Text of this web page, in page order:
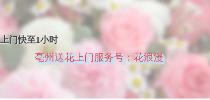
门快至1小时
亳州送花上门服务号：花浪漫